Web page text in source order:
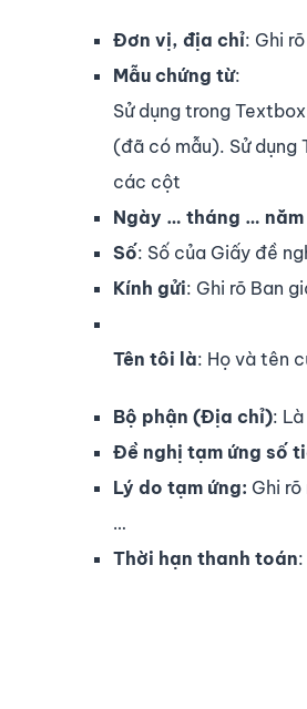
Đơn vị, địa chỉ: Ghi
Mẫu chứng từ:
Sử dụng trong
(đã có mẫu). Sử dụng
các cột
Ngày … tháng …
Số: Số của Giấy đề
Kính gửi: Ghi rõ Ban
Tên tôi là: Họ và tên
Bộ phận (Địa chỉ):
Đề nghị tạm ứng số
Lý do tạm ứng: Ghi
…
Thời hạn thanh toán